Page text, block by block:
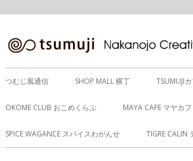
メ
イ
ン
つむじ風通信 SHOP MALL 横丁 TSUMUJI
OKOME CLUB おこめくらぶ MAYA CAFE マヤカ
SPICE WAGANCE スパイスわがんせ TIGRE CALIN